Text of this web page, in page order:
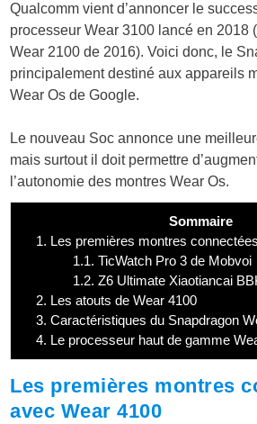
Qualcomm vient d’annoncer le
processeur Wear 3100 lancé en 2018
Wear 2100 de 2016). Voici donc, le
principalement destiné aux appareils
Wear Os de Google.
Le nouveau Soc annonce une
mais surtout il doit permettre
l’autonomie des montres Wear Os.
Sommaire
1. Les premières montres
1.1. TicWatch Pro 3 de Mobvoi
1.2. Z6 Ultimate Xiaotiancai
2. Les atouts de Wear 4100
3. Caractéristiques du Snapdragon
4. Le processeur haut de gamme
Les premières montres
avec Wear 4100